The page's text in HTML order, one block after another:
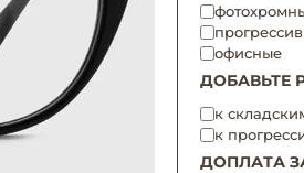
офисные
ДОБАВЬТЕ
к
к
ДОПЛАТА